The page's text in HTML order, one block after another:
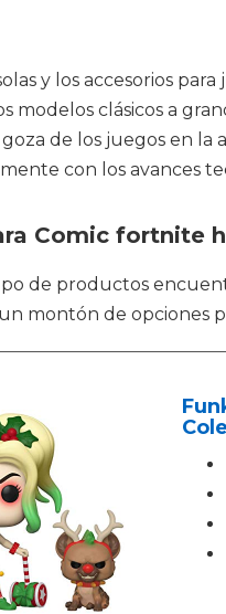
y los accesorios
modelos clásicos a
de los juegos en
con los avances
Comic fortnite
de productos
montón de opciones